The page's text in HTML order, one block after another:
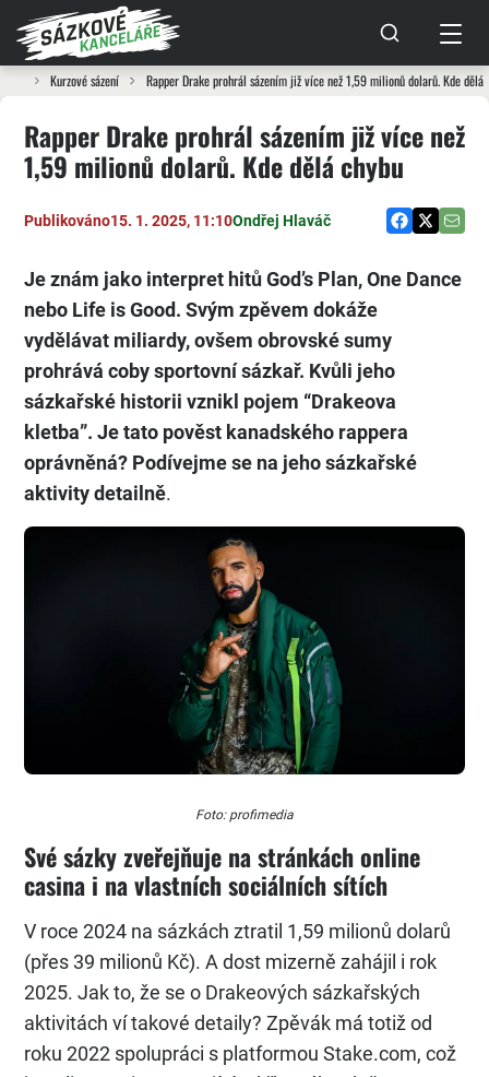
Kurzové sázení Rapper Drake prohrál sázením již více než 1,59 milionů dolarů. Kde dělá
Rapper Drake prohrál sázením již více než
1,59 milionů dolarů. Kde dělá chybu
Publikováno15. 1. 2025, 11:10Ondřej Hlaváč
Je znám jako interpret hitů God’s Plan, One Dance
nebo Life is Good. Svým zpěvem dokáže
vydělávat miliardy, ovšem obrovské sumy
prohrává coby sportovní sázkař. Kvůli jeho
sázkařské historii vznikl pojem “Drakeova
kletba”. Je tato pověst kanadského rappera
oprávněná? Podívejme se na jeho sázkařské
aktivity detailně.
Foto: profimedia
Své sázky zveřejňuje na stránkách online
casina i na vlastních sociálních sítích
V roce 2024 na sázkách ztratil 1,59 milionů dolarů
(přes 39 milionů Kč). A dost mizerně zahájil i rok
2025. Jak to, že se o Drakeových sázkařských
aktivitách ví takové detaily? Zpěvák má totiž od
roku 2022 spolupráci s platformou Stake.com, což